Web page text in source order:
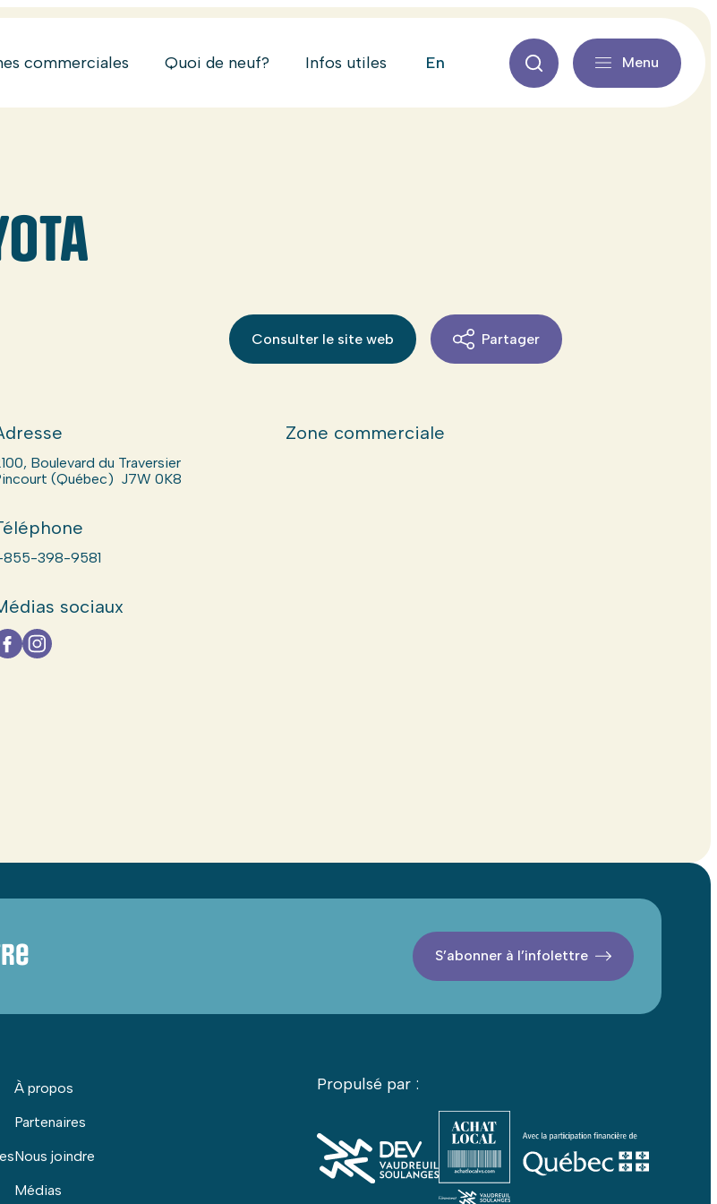
commerciales Quoi de neuf? Infos utiles en Menu
Consulter le site web Partager
Boulevard du Traversier
(Québec) J7W 0K8
855-398-9581
sociaux
Zone commerciale
S’abonner à l’infolettre
À propos
Partenaires
Nous joindre
Médias
Propulsé par :